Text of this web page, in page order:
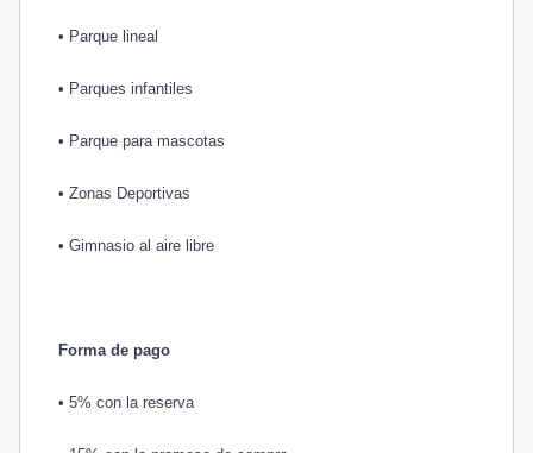
• Parque lineal
• Parques infantiles
• Parque para mascotas
• Zonas Deportivas
• Gimnasio al aire libre
Forma de pago
• 5% con la reserva